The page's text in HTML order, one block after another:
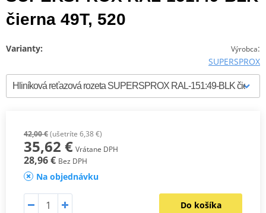
čierna 49T, 520
Výrobca:
SUPERSPROX
Varianty:
42,00 €(ušetríte 6,38 €)
35,62 € Vrátane DPH
28,96 € Bez DPH
Na objednávku
Do košíka